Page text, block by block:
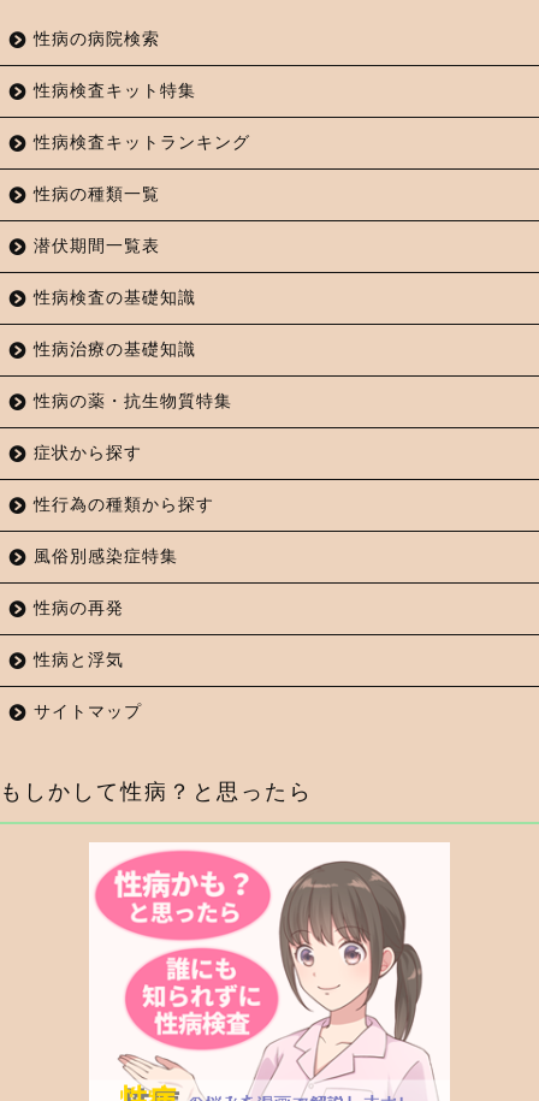
性病の病院検索
性病検査キット特集
性病検査キットランキング
性病の種類一覧
潜伏期間一覧表
性病検査の基礎知識
性病治療の基礎知識
性病の薬・抗生物質特集
症状から探す
性行為の種類から探す
風俗別感染症特集
性病の再発
性病と浮気
サイトマップ
もしかして性病？と思ったら
症状から調べる
行為から調べる
性病検査キットを探す